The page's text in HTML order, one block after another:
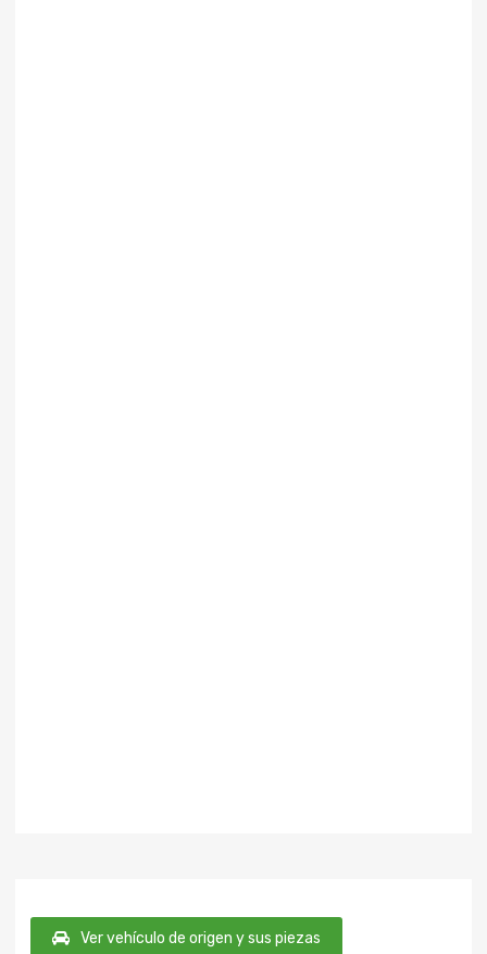
Ver vehículo de origen y sus piezas